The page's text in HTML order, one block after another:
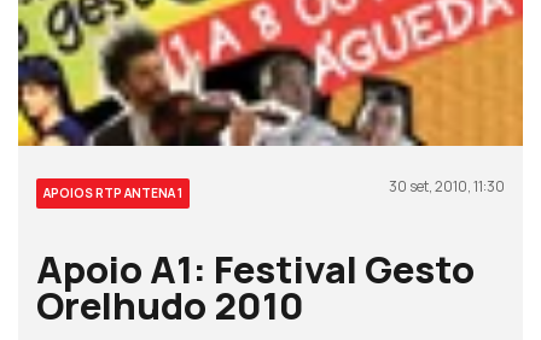
APOIOS RTP ANTENA 1 30 set, 2010, 11:30
Apoio A1: Festival Gesto
Orelhudo 2010